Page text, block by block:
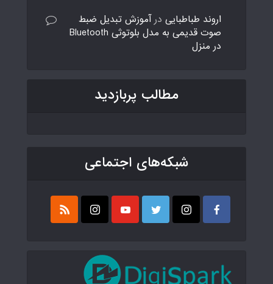
اروند طباطبایی درآموزش تبدیل ضبط
صوت قدیمی به مدل بلوتوثی Bluetooth
در منزل
مطالب پربازدید
شبکه‌های اجتماعی